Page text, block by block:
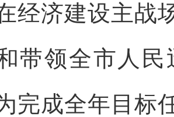
经济建设主战
带领全市人
完成全年目标